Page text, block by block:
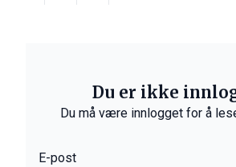
Du er ikke
Du må være innlogget for å
E-post